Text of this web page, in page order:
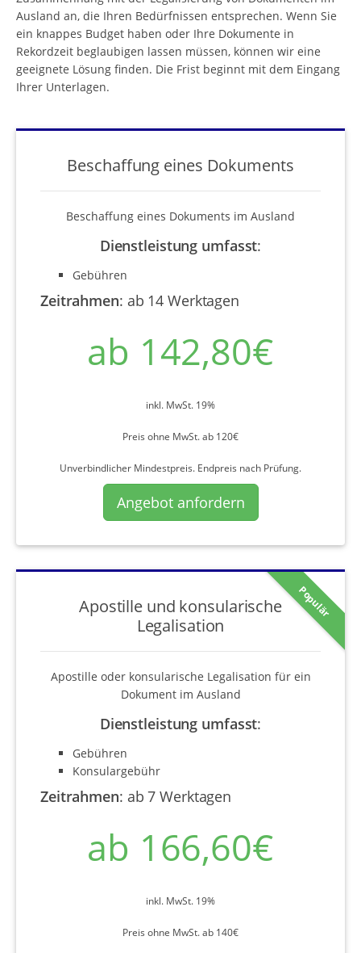
Ausland an, die Ihren Bedürfnissen entsprechen. Wenn Sie
ein knappes Budget haben oder Ihre Dokumente in
Rekordzeit beglaubigen lassen müssen, können wir eine
geeignete Lösung finden. Die Frist beginnt mit dem Eingang
Ihrer Unterlagen.
Beschaffung eines Dokuments
Beschaffung eines Dokuments im Ausland
Dienstleistung umfasst:
Gebühren
Zeitrahmen: ab 14 Werktagen
ab 142,80€
inkl. MwSt. 19%
Preis ohne MwSt. ab 120€
Unverbindlicher Mindestpreis. Endpreis nach Prüfung.
Angebot anfordern
Populär
Apostille und konsularische
Legalisation
Apostille oder konsularische Legalisation für ein
Dokument im Ausland
Dienstleistung umfasst:
Gebühren
Konsulargebühr
Zeitrahmen: ab 7 Werktagen
ab 166,60€
inkl. MwSt. 19%
Preis ohne MwSt. ab 140€